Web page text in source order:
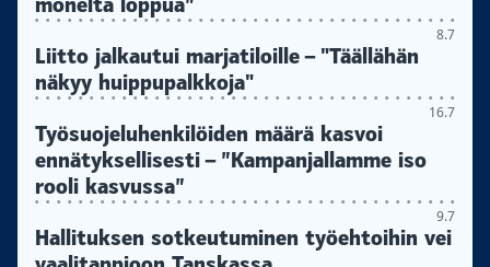
8.7
Liitto jalkautui marjatiloille – "Täällähän
näkyy huippupalkkoja"
16.7
Työsuojeluhenkilöiden määrä kasvoi
ennätyksellisesti – ”Kampanjallamme iso
rooli kasvussa”
9.7
Hallituksen sotkeutuminen työehtoihin vei